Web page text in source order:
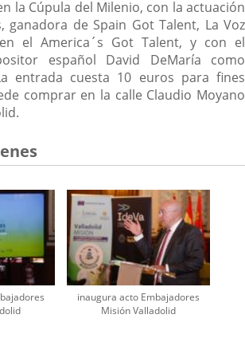
la Cúpula del Milenio, con la actuación
ganadora de Spain Got Talent, La Voz
el America´s Got Talent, y con el
español David DeMaría como
entrada cuesta 10 euros para fines
comprar en la calle Claudio Moyano
inaugura acto Embajadores
Misión Valladolid